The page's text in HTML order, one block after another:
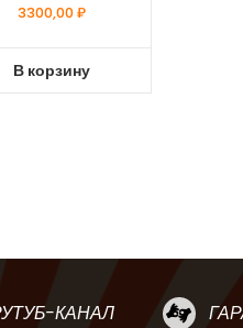
3300,00₽
В корзину
КАНАЛ